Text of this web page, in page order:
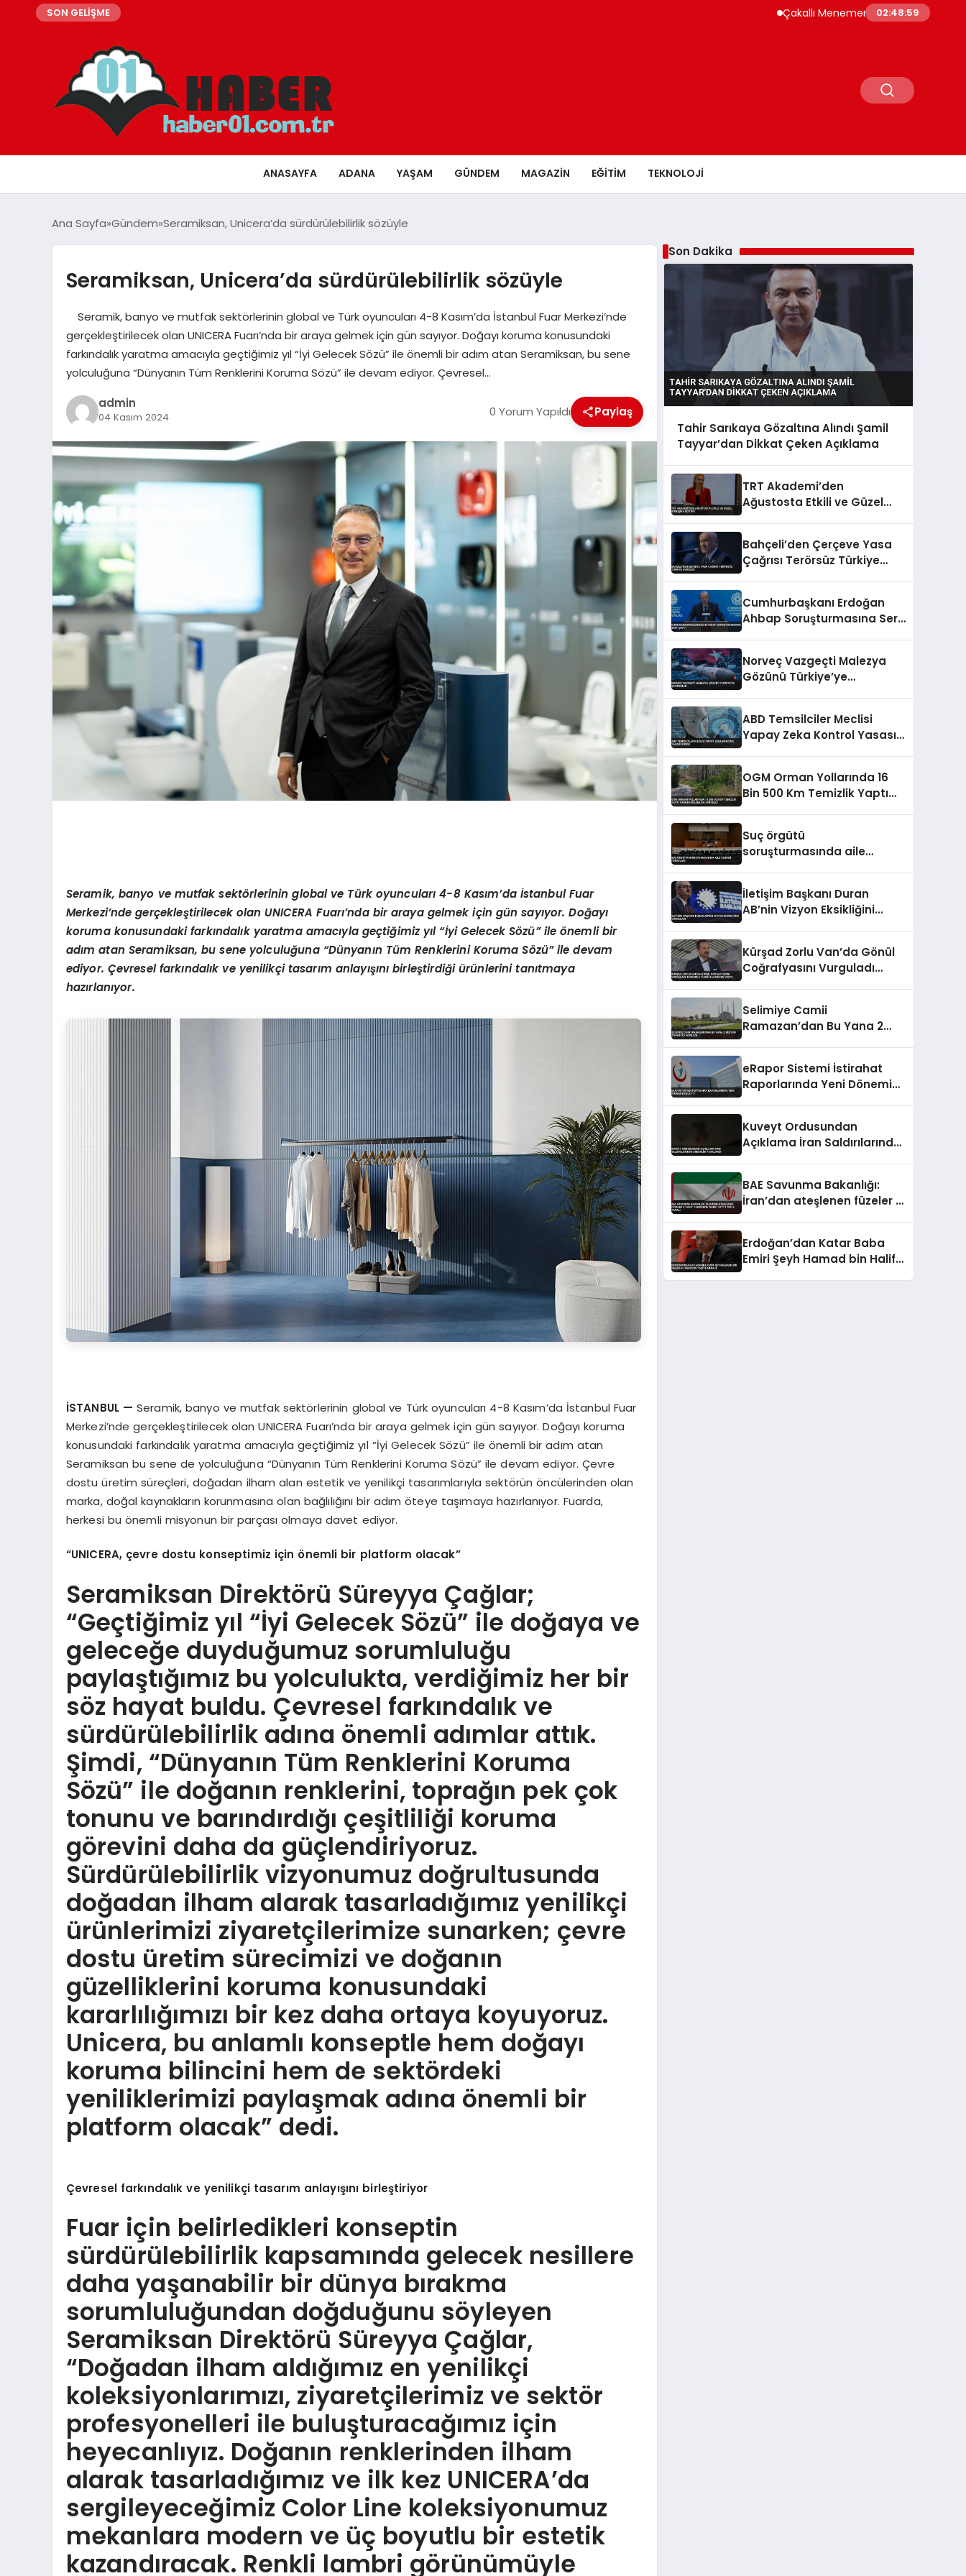
SON GELİŞME Çakallı Menemeni Rehberi: Nerede Yenir, Neden
02:49:01
ANASAYFA ADANA YAŞAM GÜNDEM MAGAZIN EĞITIM TEKNOLOJI
Ana Sayfa Gündem Seramiksan, Unicera’da sürdürülebilirlik sözüyle
Seramiksan, Unicera’da sürdürülebilirlik sözüyle
Seramik, banyo ve mutfak sektörlerinin global ve Türk oyuncuları 4-8 Kasım’da İstanbul Fuar Merkezi’nde
gerçekleştirilecek olan UNICERA Fuarı’nda bir araya gelmek için gün sayıyor. Doğayı koruma konusundaki
farkındalık yaratma amacıyla geçtiğimiz yıl “İyi Gelecek Sözü” ile önemli bir adım atan Seramiksan, bu sene
yolculuğuna “Dünyanın Tüm Renklerini Koruma Sözü” ile devam ediyor. Çevresel…
admin
04 Kasım 2024 0 Yorum Yapıldı Paylaş
Seramik, banyo ve mutfak sektörlerinin global ve Türk oyuncuları 4-8 Kasım’da İstanbul Fuar
Merkezi’nde gerçekleştirilecek olan UNICERA Fuarı’nda bir araya gelmek için gün sayıyor. Doğayı
koruma konusundaki farkındalık yaratma amacıyla geçtiğimiz yıl “İyi Gelecek Sözü” ile önemli bir
adım atan Seramiksan, bu sene yolculuğuna“Dünyanın Tüm Renklerini Koruma Sözü” ile devam
ediyor. Çevresel farkındalık ve yenilikçi tasarım anlayışını birleştirdiği ürünlerini tanıtmaya
hazırlanıyor.
İSTANBUL — Seramik, banyo ve mutfak sektörlerinin global ve Türk oyuncuları 4-8 Kasım’da İstanbul Fuar
Merkezi’nde gerçekleştirilecek olan UNICERA Fuarı’nda bir araya gelmek için gün sayıyor. Doğayı koruma
konusundaki farkındalık yaratma amacıyla geçtiğimiz yıl “İyi Gelecek Sözü” ile önemli bir adım atan
Seramiksan bu sene de yolculuğuna “Dünyanın Tüm Renklerini Koruma Sözü” ile devam ediyor. Çevre
dostu üretim süreçleri, doğadan ilham alan estetik ve yenilikçi tasarımlarıyla sektörün öncülerinden olan
marka, doğal kaynakların korunmasına olan bağlılığını bir adım öteye taşımaya hazırlanıyor. Fuarda,
herkesi bu önemli misyonun bir parçası olmaya davet ediyor.
“UNICERA, çevre dostu konseptimiz için önemli bir platform olacak”
Seramiksan Direktörü Süreyya Çağlar;
“Geçtiğimiz yıl “İyi Gelecek Sözü” ile doğaya ve
geleceğe duyduğumuz sorumluluğu
paylaştığımız bu yolculukta, verdiğimiz her bir
söz hayat buldu. Çevresel farkındalık ve
sürdürülebilirlik adına önemli adımlar attık.
Şimdi, “Dünyanın Tüm Renklerini Koruma
Sözü” ile doğanın renklerini, toprağın pek çok
tonunu ve barındırdığı çeşitliliği koruma
görevini daha da güçlendiriyoruz.
Sürdürülebilirlik vizyonumuz doğrultusunda
doğadan ilham alarak tasarladığımız yenilikçi
ürünlerimizi ziyaretçilerimize sunarken; çevre
dostu üretim sürecimizi ve doğanın
güzelliklerini koruma konusundaki
kararlılığımızı bir kez daha ortaya koyuyoruz.
Unicera, bu anlamlı konseptle hem doğayı
koruma bilincini hem de sektördeki
yeniliklerimizi paylaşmak adına önemli bir
platform olacak” dedi.
Çevresel farkındalık ve yenilikçi tasarım anlayışını birleştiriyor
Fuar için belirledikleri konseptin
sürdürülebilirlik kapsamında gelecek nesillere
daha yaşanabilir bir dünya bırakma
sorumluluğundan doğduğunu söyleyen
Seramiksan Direktörü Süreyya Çağlar,
“Doğadan ilham aldığımız en yenilikçi
koleksiyonlarımızı, ziyaretçilerimiz ve sektör
profesyonelleri ile buluşturacağımız için
heyecanlıyız. Doğanın renklerinden ilham
alarak tasarladığımız ve ilk kez UNICERA’da
sergileyeceğimiz Color Line koleksiyonumuz
mekanlara modern ve üç boyutlu bir estetik
kazandıracak. Renkli lambri görünümüyle
Son Dakika
Tahir Sarıkaya Gözaltına Alındı Şamil
Tayyar’dan Dikkat Çeken Açıklama
TRT Akademi’den
Ağustosta Etkili ve Güzel
Bahçeli’den Çerçeve Yasa
Çağrısı Terörsüz Türkiye
Cumhurbaşkanı Erdoğan
Ahbap Soruşturmasına Sert
Norveç Vazgeçti Malezya
Gözünü Türkiye’ye
ABD Temsilciler Meclisi
Yapay Zeka Kontrol Yasası
OGM Orman Yollarında 16
Bin 500 Km Temizlik Yaptı
Suç örgütü
soruşturmasında aile
İletişim Başkanı Duran
AB’nin Vizyon Eksikliğini
Kürşad Zorlu Van’da Gönül
Coğrafyasını Vurguladı
Selimiye Camii
Ramazan’dan Bu Yana 2
eRapor Sistemi İstirahat
Raporlarında Yeni Dönemi
Kuveyt Ordusundan
Açıklama İran Saldırılarında
BAE Savunma Bakanlığı:
İran’dan ateşlenen füzeler 2
Erdoğan’dan Katar Baba
Emiri Şeyh Hamad bin Halife